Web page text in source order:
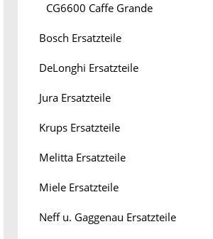
CG6600 Caffe Grande
Bosch Ersatzteile
DeLonghi Ersatzteile
Jura Ersatzteile
Krups Ersatzteile
Melitta Ersatzteile
Miele Ersatzteile
Neff u. Gaggenau Ersatzteile